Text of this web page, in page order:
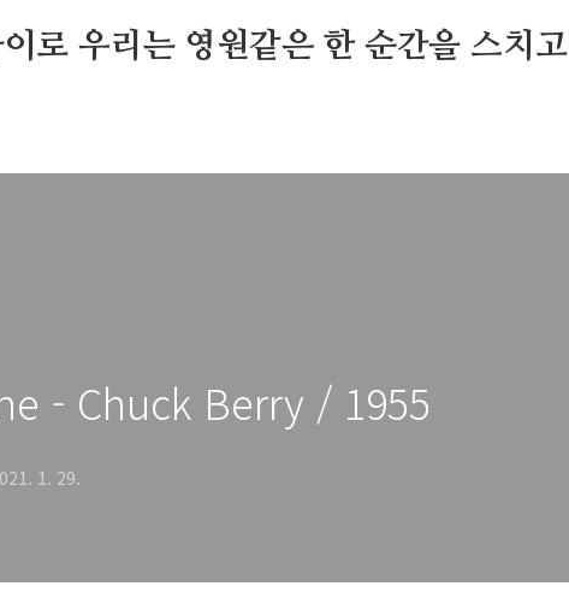
로 우리는 영원같은 한 순간을 스치고
- Chuck Berry / 1955
1. 29.